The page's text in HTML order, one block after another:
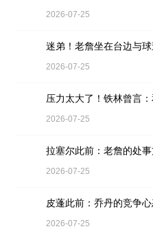
2026-07-25
2026-07-25
2026-07-25
2026-07-25
2026-07-25